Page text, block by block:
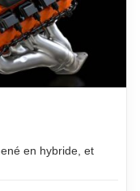
en hybride, et